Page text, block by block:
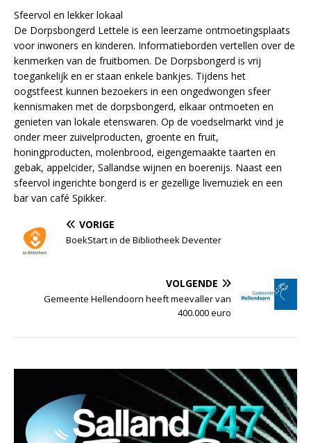
Sfeervol en lekker lokaal
De Dorpsbongerd Lettele is een leerzame ontmoetingsplaats
voor inwoners en kinderen. Informatieborden vertellen over de
kenmerken van de fruitbomen. De Dorpsbongerd is vrij
toegankelijk en er staan enkele bankjes. Tijdens het
oogstfeest kunnen bezoekers in een ongedwongen sfeer
kennismaken met de dorpsbongerd, elkaar ontmoeten en
genieten van lokale etenswaren. Op de voedselmarkt vind je
onder meer zuivelproducten, groente en fruit,
honingproducten, molenbrood, eigengemaakte taarten en
gebak, appelcider, Sallandse wijnen en boerenijs. Naast een
sfeervol ingerichte bongerd is er gezellige livemuziek en een
bar van café Spikker.
VORIGE
BoekStart in de Bibliotheek Deventer
VOLGENDE
Gemeente Hellendoorn heeft meevaller van
400.000 euro